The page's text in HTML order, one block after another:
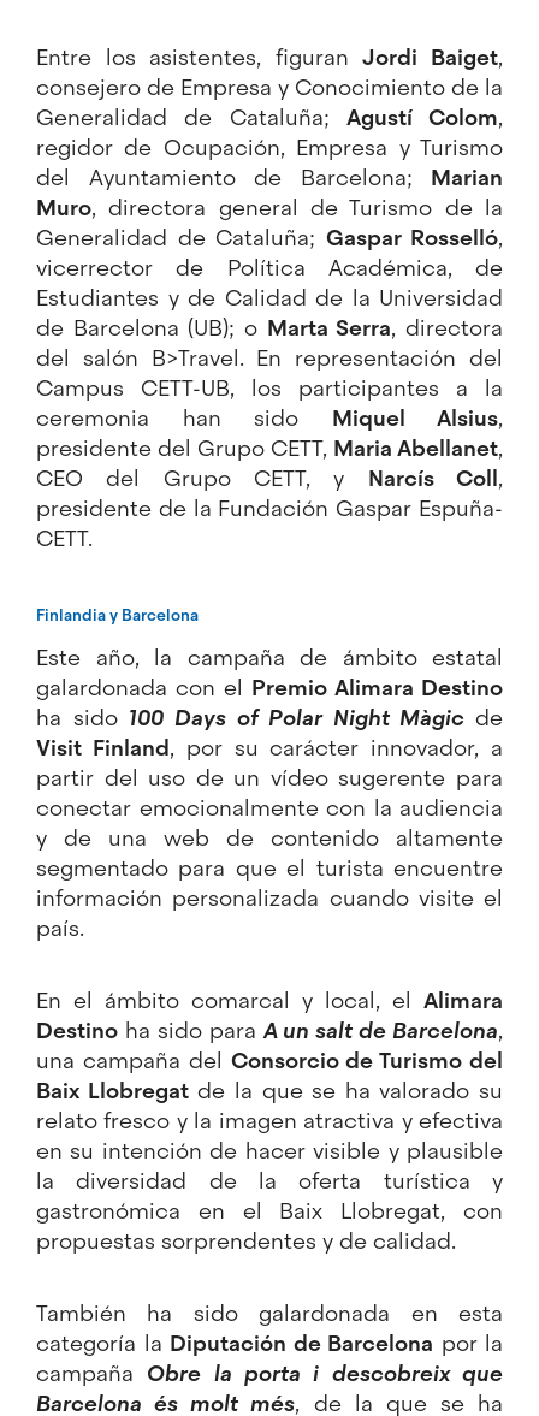
Entre los asistentes, figuranJordi Baiget,
consejero de Empresa y Conocimiento de la
Generalidad de Cataluña; Agustí Colom,
regidor de Ocupación, Empresa y Turismo
del Ayuntamiento de Barcelona; Marian
Muro, directora general de Turismo de la
Generalidad de Cataluña; Gaspar Rosselló,
vicerrector de Política Académica, de
Estudiantes y de Calidad de la Universidad
de Barcelona (UB); o Marta Serra, directora
del salón B>Travel. En representación del
Campus CETT-UB, los participantes a la
ceremonia han sido Miquel Alsius,
presidente del Grupo CETT, Maria Abellanet,
CEO del Grupo CETT, y Narcís Coll,
presidente de la Fundación Gaspar Espuña-
CETT.
Finlandia y Barcelona
Este año, la campaña de ámbito estatal
galardonada con el Premio Alimara Destino
ha sido 100 Days of Polar Night Màgic de
Visit Finland, por su carácter innovador, a
partir del uso de un vídeo sugerente para
conectar emocionalmente con la audiencia
y de una web de contenido altamente
segmentado para que el turista encuentre
información personalizada cuando visite el
país.
En el ámbito comarcal y local, el Alimara
Destino ha sido paraA un salt de Barcelona,
una campaña del Consorcio de Turismo del
Baix Llobregatde la que se ha valorado su
relato fresco y la imagen atractiva y efectiva
en su intención de hacer visible y plausible
la diversidad de la oferta turística y
gastronómica en el Baix Llobregat, con
propuestas sorprendentes y de calidad.
También ha sido galardonada en esta
categoría la Diputación de Barcelona por la
campaña Obre la porta i descobreix que
Barcelona és molt més, de la que se ha